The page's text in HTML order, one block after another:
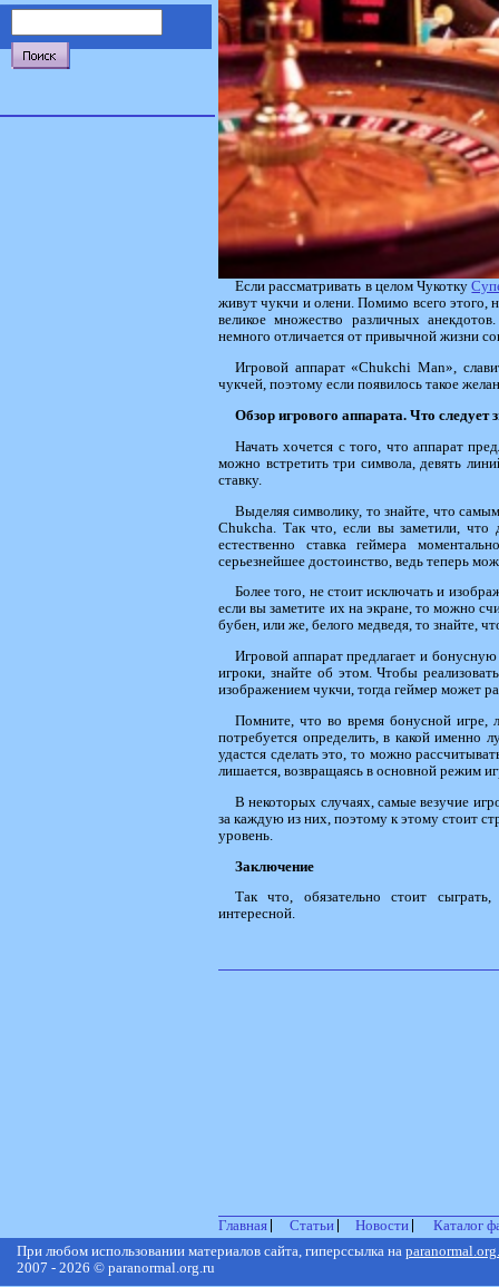
Если рассматривать в целом Чукотку
живут чукчи и олени. Помимо всего этого,
великое множество различных
немного отличается от привычной жизни
Игровой аппарат «Chukchi Man»,
чукчей, поэтому если появилось такое
Обзор игрового аппарата. Что следует
Начать хочется с того, что аппарат
можно встретить три символа, девять
ставку.
Выделяя символику, то знайте, что
Chukcha. Так что, если вы заметили, что
естественно ставка геймера
серьезнейшее достоинство, ведь теперь
Более того, не стоит исключать и
если вы заметите их на экране, то можно
бубен, или же, белого медведя, то знайте,
Игровой аппарат предлагает и
игроки, знайте об этом. Чтобы
изображением чукчи, тогда геймер может
Помните, что во время бонусной игре,
потребуется определить, в какой именно
удастся сделать это, то можно
лишается, возвращаясь в основной режим
В некоторых случаях, самые везучие
за каждую из них, поэтому к этому стоит
уровень.
Заключение
Так что, обязательно стоит
интересной.
Главная Статьи Новости
Каталог
При любом использовании материалов сайта, гиперссылка на
2007 - 2026 © paranormal.org.ru